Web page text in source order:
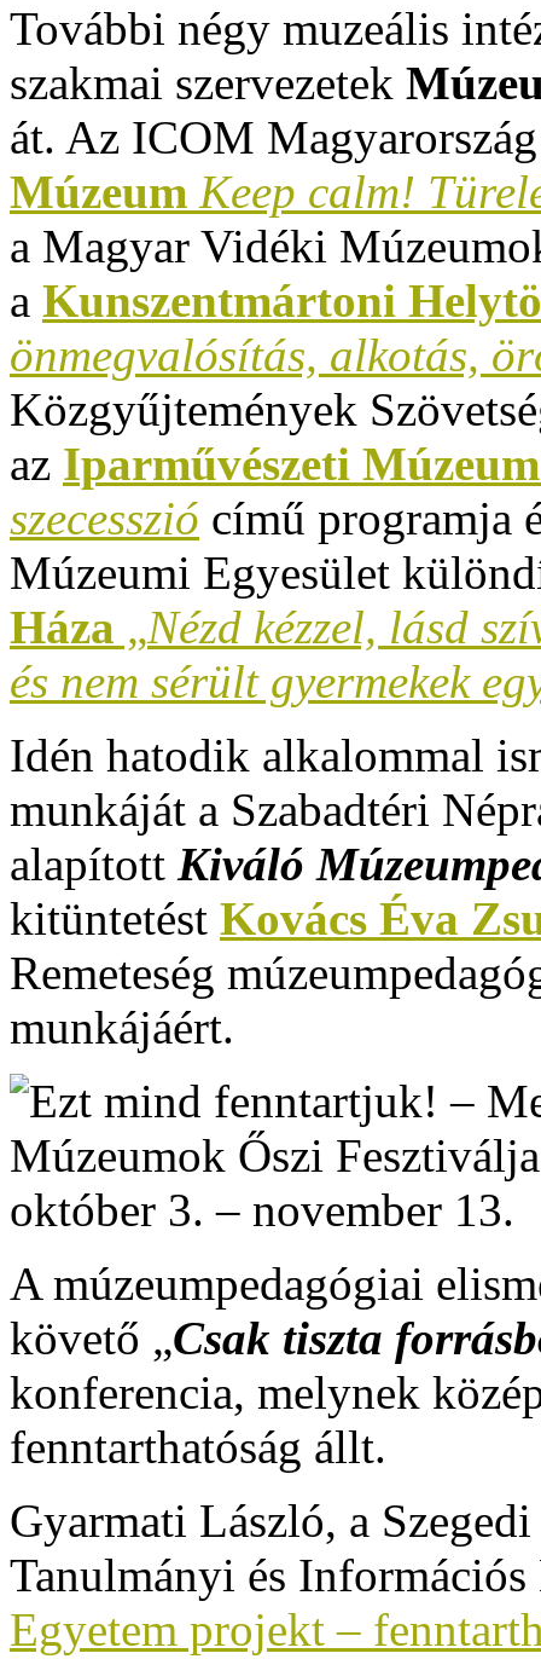
További négy muzeális
szakmai szervezetek
át. Az ICOM
Múzeum Keep calm!
a Magyar Vidéki
a Kunszentmártoni
önmegvalósítás, alkotás,
Közgyűjtemények
az Iparművészeti
szecesszió című programja
Múzeumi Egyesület
Háza „Nézd kézzel, lásd
és nem sérült gyermekek
Idén hatodik alkalommal
munkáját a Szabadtéri
alapított Kiváló
kitüntetést Kovács Éva
Remeteség
munkájáért.
A múzeumpedagógiai
követő „Csak tiszta
konferencia, melynek
fenntarthatóság állt.
Gyarmati László, a
Tanulmányi és
Egyetem projekt –